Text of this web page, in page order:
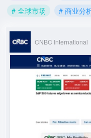
# 全球市场
# 商业分
CNBC International